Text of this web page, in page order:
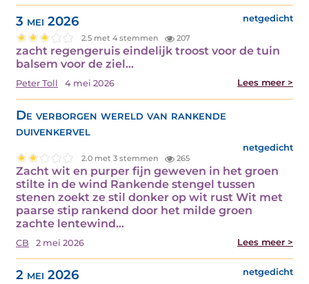
3 mei 2026 netgedicht
2.5 met 4 stemmen 207
zacht regengeruis eindelijk troost voor de tuin
balsem voor de ziel…
Peter Toll 4 mei 2026 Lees meer >
De verborgen wereld van rankende
duivenkervel
netgedicht
2.0 met 3 stemmen 265
Zacht wit en purper fijn geweven in het groen
stilte in de wind Rankende stengel tussen
stenen zoekt ze stil donker op wit rust Wit met
paarse stip rankend door het milde groen
zachte lentewind…
CB 2 mei 2026 Lees meer >
2 mei 2026 netgedicht